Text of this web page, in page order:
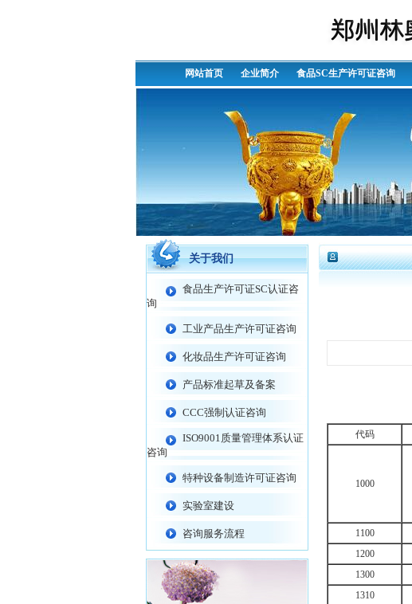
网站首页 企业简介 食品SC生产许可证咨询
关于我们
食品生产许可证SC认证咨
询
工业产品生产许可证咨询
化妆品生产许可证咨询
产品标准起草及备案
CCC强制认证咨询
ISO9001质量管理体系认证
咨询
特种设备制造许可证咨询
实验室建设
咨询服务流程
代码
1000
1100
1200
1300
1310